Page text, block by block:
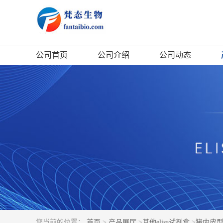
公司首页 公司介绍 公司动态